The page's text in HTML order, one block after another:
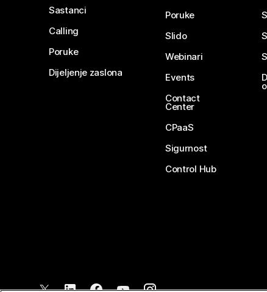
Sastanci
Calling
Poruke
Dijeljenje zaslona
Poruke
Slido
Webinari
Events
Contact
Center
CPaaS
Sigurnost
Control Hub